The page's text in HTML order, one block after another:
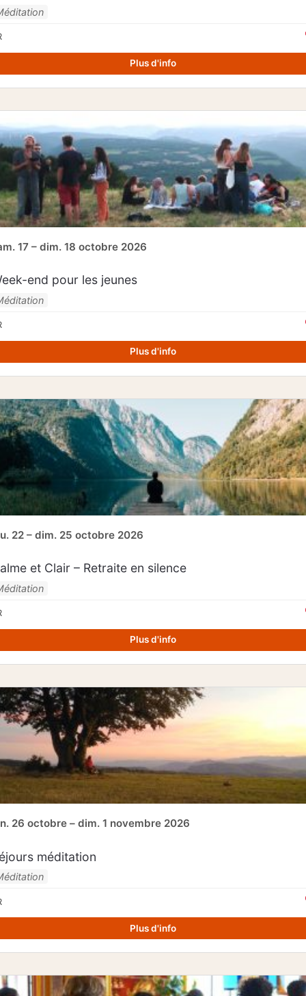
Plus d'info
17 – dim. 18 octobre 2026
end pour les jeunes
Plus d'info
22 – dim. 25 octobre 2026
et Clair – Retraite en silence
Plus d'info
26 octobre – dim. 1 novembre 2026
méditation
Plus d'info